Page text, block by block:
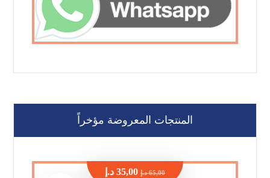
المنتجات المعروضة مؤخراً
65,00 د.إ 35,00 د.إ